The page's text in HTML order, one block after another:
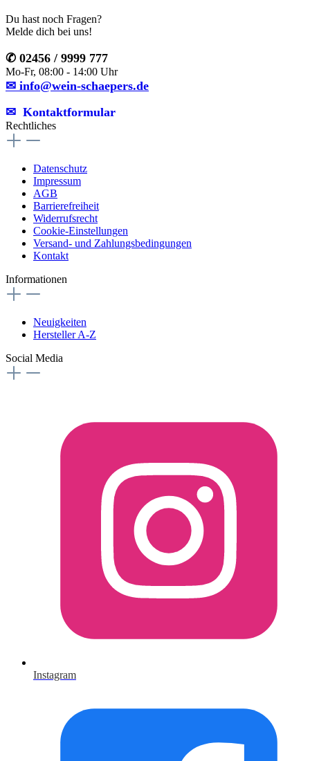
Du hast noch Fragen?
Melde dich bei uns!
✆ 02456 / 9999 777
Mo-Fr, 08:00 - 14:00 Uhr
✉ info@wein-schaepers.de
✉︎ Kontaktformular
Rechtliches
Datenschutz
Impressum
AGB
Barrierefreiheit
Widerrufsrecht
Cookie-Einstellungen
Versand- und Zahlungsbedingungen
Kontakt
Informationen
Neuigkeiten
Hersteller A-Z
Social Media
Instagram